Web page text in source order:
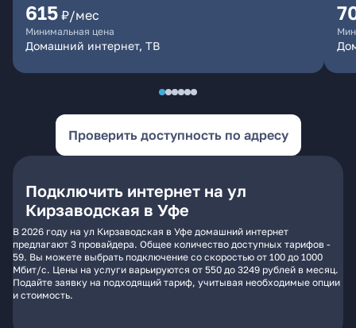
615 ₽/мес
Минимальная цена
Домашний интернет, ТВ
Проверить доступность по адресу
Подключить интернет на ул
Кирзаводская в Уфе
В 2026 году на ул Кирзаводская в Уфе домашний интернет
предлагают 3 провайдера. Общее количество доступных тарифов -
59. Вы можете выбрать подключение со скоростью от 100 до 1000
Мбит/с. Цены на услуги варьируются от 550 до 3249 рублей в месяц.
Подайте заявку на подходящий тариф, учитывая необходимые опции
и стоимость.